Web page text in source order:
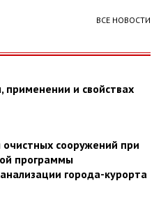
ВСЕ НОВОСТИ
применении и свойствах
сооружений при
программы
города-курорта